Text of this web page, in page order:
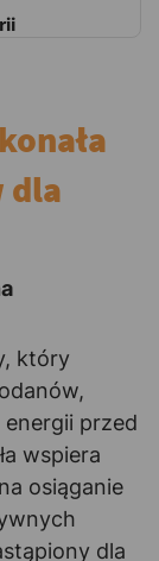
dla
który
energii przed
wspiera
osiąganie
dla